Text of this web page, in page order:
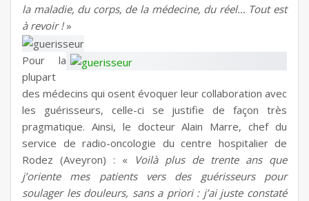
la maladie, du corps, de la médecine, du réel… Tout est
à revoir !»
Pour la
plupart
des médecins qui osent évoquer leur collaboration avec
les guérisseurs, celle-ci se justifie de façon très
pragmatique. Ainsi, le docteur Alain Marre, chef du
service de radio-oncologie du centre hospitalier de
Rodez (Aveyron) : « Voilà plus de trente ans que
j’oriente mes patients vers des guérisseurs pour
soulager les douleurs, sans a priori : j’ai juste constaté